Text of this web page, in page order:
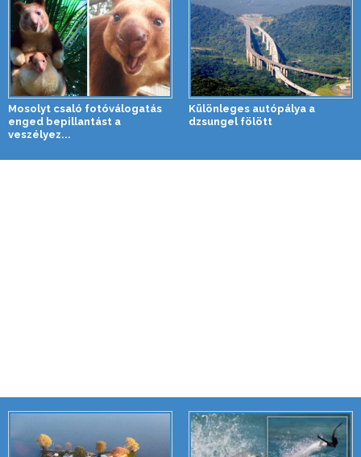
Mosolyt csaló fotóválogatás
enged bepillantást a
veszélyez...
Különleges autópálya a
dzsungel fölött